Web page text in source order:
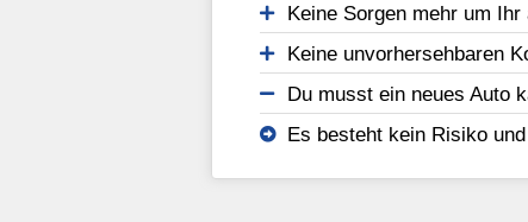
Keine Sorgen mehr um
Keine unvorhersehbaren
Du musst ein neues Auto
Es besteht kein Risiko